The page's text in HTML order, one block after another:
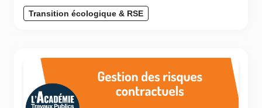
Transition écologique & RSE